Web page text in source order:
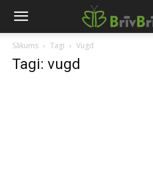
Sākums Tagi Vugd
Tagi: vugd